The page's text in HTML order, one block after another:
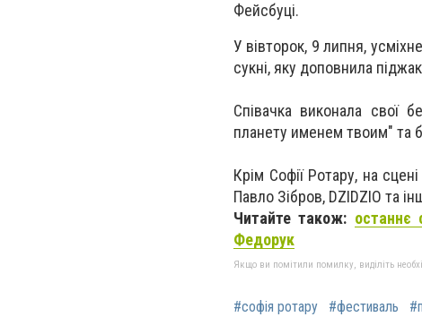
Фейсбуці.
У вівторок, 9 липня,
сукні, яку доповнила
Співачка виконала свої
планету именем твоим" та
Крім Софії Ротару, на
Павло Зібров, DZIDZIO та
Читайте також: останнє
Федорук
Якщо ви помітили помилку, виділіть
#софія ротару #фестиваль